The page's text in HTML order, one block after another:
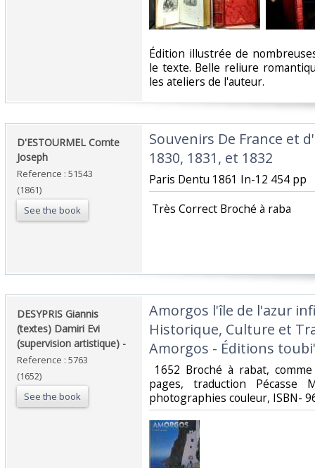
‎Édition illustrée de
le texte. Belle reliure
les ateliers de l'auteur. ‎
‎D'ESTOURMEL Comte
Joseph‎
Reference : 51543
(1861)
See the book
‎Souvenirs De France et
1830, 1831, et 1832‎
‎Paris Dentu 1861 In-12 454 pp‎
‎ Très Correct Broché à raba‎
‎DESYPRIS Giannis
(textes) Damiri Evi
(supervision artistique) -‎
Reference : 5763
(1652)
See the book
‎Amorgos l'île de l'azur
Historique, Culture et
Amorgos - Éditions
1652 Broché à rabat,
pages, traduction Pécasse
photographies couleur, ISBN-